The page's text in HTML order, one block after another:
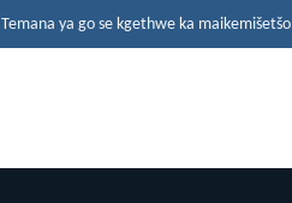
Temana ya go se kgethwe ka maikemišetšo